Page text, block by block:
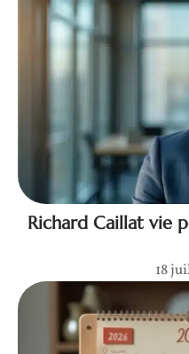
Richard Caillat vie
18